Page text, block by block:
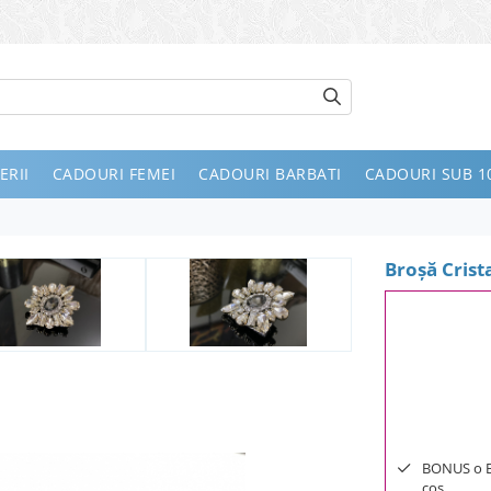
CADOURI FEMEI CADOURI BARBATI CADOURI SUB
Broşă
BONUS o